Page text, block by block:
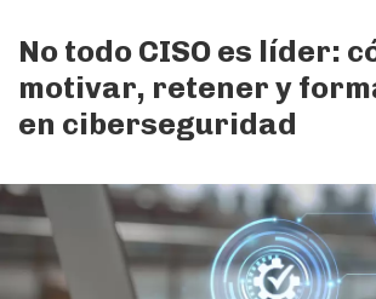
No todo CISO es líder:
motivar, retener y
en ciberseguridad